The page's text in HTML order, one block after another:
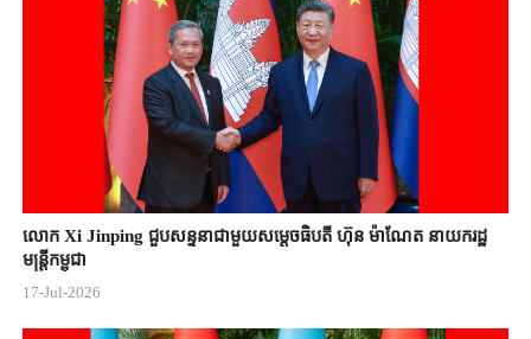
លោក Xi Jinping ជួបសន្ទនាជាមួយសម្តេចធិបតី ហ៊ុន ម៉ាណែត នាយករដ្ឋ
មន្ត្រីកម្ពុជា
17-Jul-2026